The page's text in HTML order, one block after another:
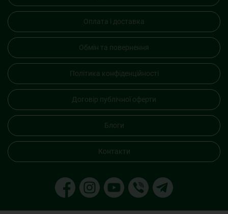
Оплата і доставка
Обмін та повернення
Політика конфіденційності
Договір публічної оферти
Блоги
Контакти